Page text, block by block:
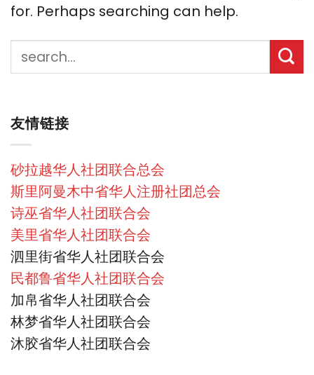
for. Perhaps searching can help.
友情链接
砂拉越华人社团联合总会
斯里阿曼木中省华人注册社团总会
诗巫省华人社团联合会
美里省华人社团联合会
泗里街省华人社团联合会
民都鲁省华人社团联合会
加帛省华人社团联合会
林梦省华人社团联合会
沐胶省华人社团联合会